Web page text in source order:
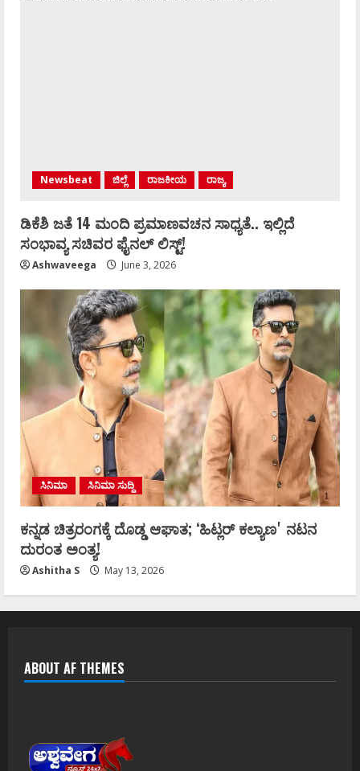
Newsbeat ಜಿಲ್ಲೆ ರಾಜಕೀಯ ರಾಜ್ಯ
ಡಿಕೆಶಿ ಜತೆ 14 ಮಂದಿ ಪ್ರಮಾಣವಚನ ಸಾಧ್ಯತೆ.. ಇಲ್ಲಿದೆ
ಸಂಭಾವ್ಯ ಸಚಿವರ ಫೈನಲ್ ಲಿಸ್ಟ್‌!
Ashwaveega June 3, 2026
ಸಿನಿಮಾ ಸಿನಿಮಾ ಸುದ್ದಿ
ಕನ್ನಡ ಚಿತ್ರರಂಗಕ್ಕೆ ದೊಡ್ಡ ಆಘಾತ; ʻಹಿಟ್ಲರ್ ಕಲ್ಯಾಣʼ ನಟನ
ದುರಂತ ಅಂತ್ಯ!
Ashitha S May 13, 2026
ABOUT AF THEMES